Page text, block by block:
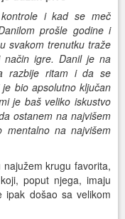
i kad se meč
prošle godine i
svakom trenutku traže
način igre. Danil je na
razbije ritam i da se
bio apsolutno ključan
je baš veliko iskustvo
ostanem na najvišem
na najvišem
krugu favorita,
poput njega, imaju
ipak došao sa velikom